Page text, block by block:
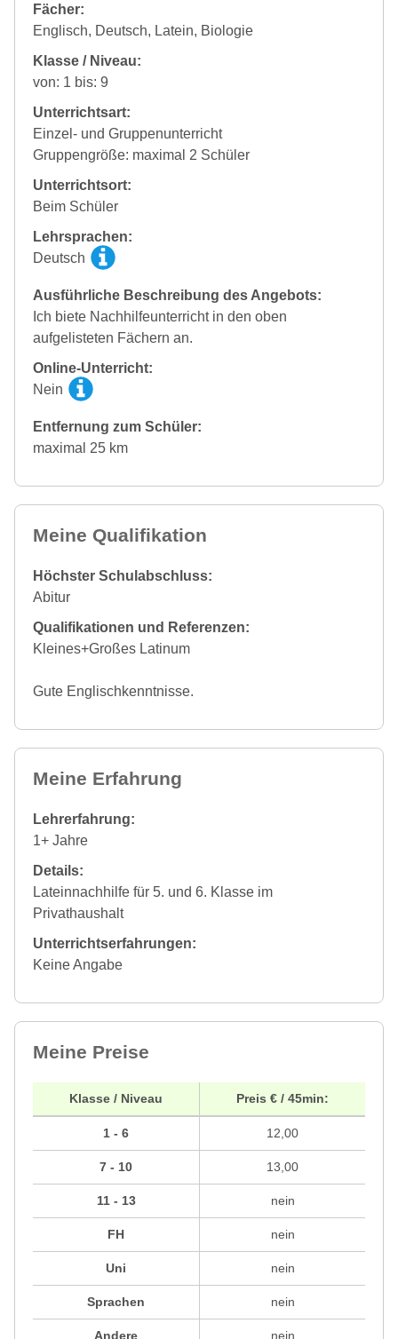
Fächer:
Englisch, Deutsch, Latein, Biologie
Klasse / Niveau:
von: 1 bis: 9
Unterrichtsart:
Einzel- und Gruppenunterricht
Gruppengröße: maximal 2 Schüler
Unterrichtsort:
Beim Schüler
Lehrsprachen:
Deutsch
Ausführliche Beschreibung des Angebots:
Ich biete Nachhilfeunterricht in den oben
aufgelisteten Fächern an.
Online-Unterricht:
Nein
Entfernung zum Schüler:
maximal 25 km
Meine Qualifikation
Höchster Schulabschluss:
Abitur
Qualifikationen und Referenzen:
Kleines+Großes Latinum
Gute Englischkenntnisse.
Meine Erfahrung
Lehrerfahrung:
1+ Jahre
Details:
Lateinnachhilfe für 5. und 6. Klasse im
Privathaushalt
Unterrichtserfahrungen:
Keine Angabe
Meine Preise
Klasse / Niveau
1 - 6
7 - 10
11 - 13
FH
Uni
Sprachen
Andere
Preis € / 45min:
12,00
13,00
nein
nein
nein
nein
nein